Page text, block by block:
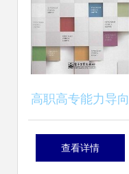
高职高专能力导向
市场营销学科规划
查看详情